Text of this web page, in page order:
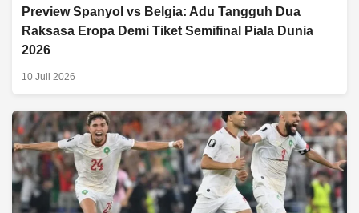
Preview Spanyol vs Belgia: Adu Tangguh Dua
Raksasa Eropa Demi Tiket Semifinal Piala Dunia
2026
10 Juli 2026